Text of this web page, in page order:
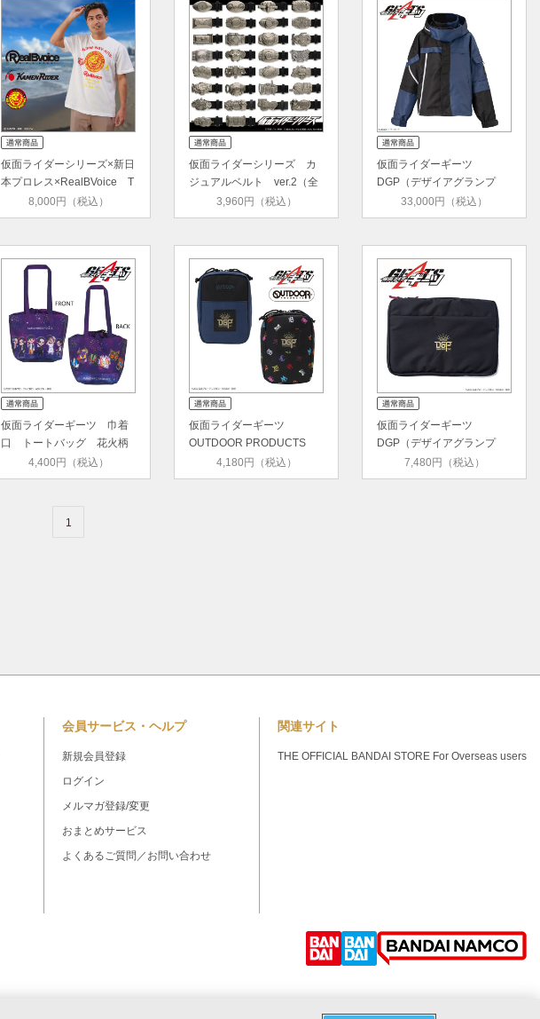
仮面ライダーシリーズ×新日
本プロレス×RealBVoice T
8,000円（税込）
仮面ライダーシリーズ カ
ジュアルベルト ver.2（全
30種）3,960円（税込）
仮面ライダーギーツ
DGP（デザイアグランプ
リ） ジャケ…
33,000円（税込）
仮面ライダーギーツ 巾着
口 トートバッグ 花火柄
4,400円（税込）
仮面ライダーギーツ
OUTDOOR PRODUCTS
BLACK LABEL 縦…
4,180円（税込）
仮面ライダーギーツ
DGP（デザイアグランプ
リ） ビジネ…
7,480円（税込）
1
会員サービス・ヘルプ
新規会員登録
ログイン
メルマガ登録/変更
おまとめサービス
よくあるご質問／お問い合わせ
関連サイト
THE OFFICIAL BANDAI STORE For Overseas users